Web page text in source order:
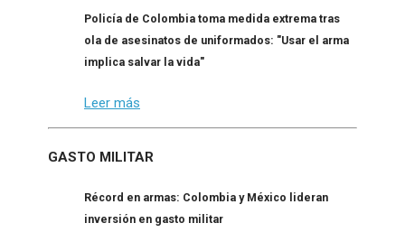
Policía de Colombia toma medida extrema tras
ola de asesinatos de uniformados: "Usar el arma
implica salvar la vida"
Leer más
GASTO MILITAR
Récord en armas: Colombia y México lideran
inversión en gasto militar